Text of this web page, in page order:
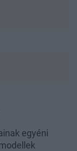
egyéni